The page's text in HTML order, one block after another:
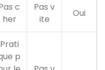
c
her
Pas v
ite
Oui
Prati
p